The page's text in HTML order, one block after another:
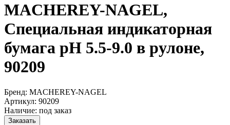
MACHEREY-NAGEL,
Специальная индикаторная
бумага pH 5.5-9.0 в рулоне,
90209
Бренд: MACHEREY-NAGEL
Артикул: 90209
Наличие: под заказ
Заказать